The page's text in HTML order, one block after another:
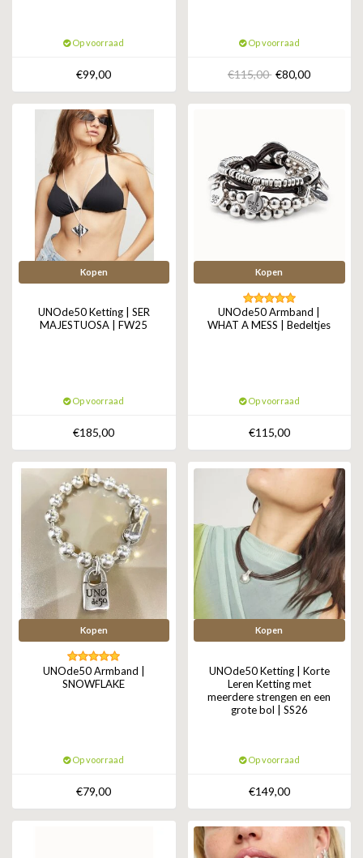
Op voorraad
€99,00
Op voorraad
€115,00 €80,00
Kopen
UNOde50 Ketting | SER
MAJESTUOSA | FW25
Op voorraad
€185,00
Kopen
UNOde50 Armband |
WHAT A MESS | Bedeltjes
Op voorraad
€115,00
Kopen
UNOde50 Armband |
SNOWFLAKE
Op voorraad
€79,00
Kopen
UNOde50 Ketting | Korte
Leren Ketting met
meerdere strengen en een
grote bol | SS26
Op voorraad
€149,00